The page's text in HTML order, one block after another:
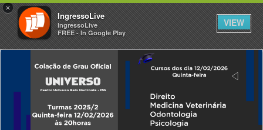
×
IngressoLive
IngressoLive
FREE - In Google Play
VIEW